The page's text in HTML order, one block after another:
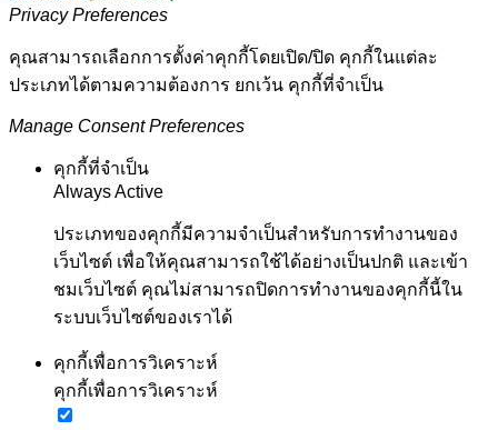
Privacy Preferences
คุณสามารถเลือกการตั้งค่าคุกกี้โดยเปิด/ปิด คุกกี้ในแต่ละ
ประเภทได้ตามความต้องการ ยกเว้น คุกกี้ที่จำเป็น
Manage Consent Preferences
คุกกี้ที่จำเป็น
Always Active
ประเภทของคุกกี้มีความจำเป็นสำหรับการทำงานของ
เว็บไซต์ เพื่อให้คุณสามารถใช้ได้อย่างเป็นปกติ และเข้า
ชมเว็บไซต์ คุณไม่สามารถปิดการทำงานของคุกกี้นี้ใน
ระบบเว็บไซต์ของเราได้
คุกกี้เพื่อการวิเคราะห์
คุกกี้เพื่อการวิเคราะห์